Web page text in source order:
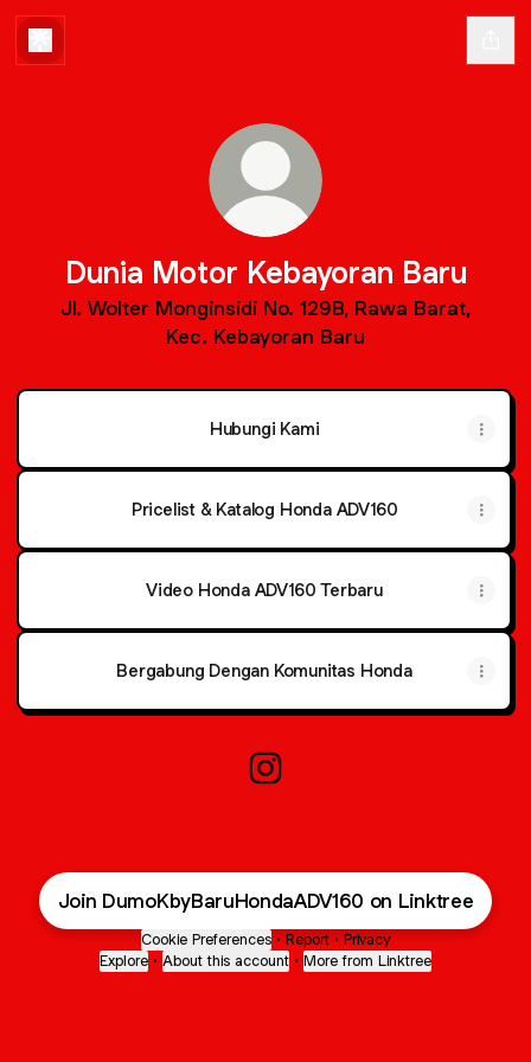
Dunia Motor Kebayoran Baru
Jl. Wolter Monginsidi No. 129B, Rawa Barat,
Kec. Kebayoran Baru
Hubungi Kami
Pricelist & Katalog Honda ADV160
Video Honda ADV160 Terbaru
Bergabung Dengan Komunitas Honda
Join DumoKbyBaruHondaADV160 on Linktree
Cookie Preferences • Report • Privacy
Explore • About this account • More from Linktree